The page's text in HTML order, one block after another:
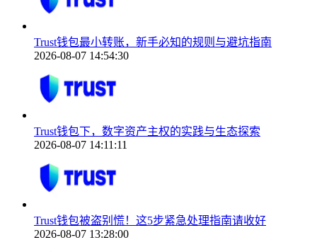
Trust钱包最小转账，新手必知的规则与避坑指南
2026-08-07 14:54:30
Trust钱包下，数字资产主权的实践与生态探索
2026-08-07 14:11:11
Trust钱包被盗别慌！这5步紧急处理指南请收好
2026-08-07 13:28:00